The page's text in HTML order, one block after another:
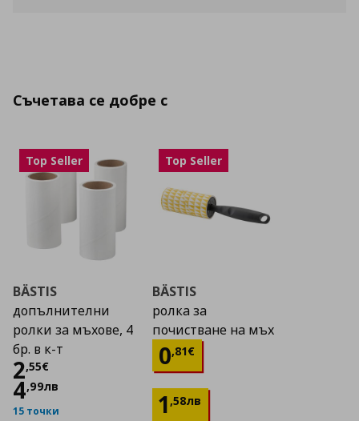
Съчетава се добре с
Top Seller
BÄSTIS
допълнителни
ролки за мъхове, 4
бр. в к-т
2,55€
Цена
4,99лв
15 точки
Top Seller
BÄSTIS
ролка за
почистване на мъх
0,81€
Цена
1,58лв